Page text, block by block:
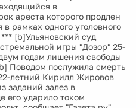
в
ареста которого продлен
рамках одного уголовного
[b]Ульяновский суд
игры "Дозор" 25-
годам лишения свободы
Поводом послужила смерть
летний Кирилл Жировов
заданий залез в
его ударило током